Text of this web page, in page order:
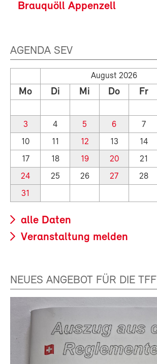
Brauquöll Appenzell
AGENDA SEV
August 2026
Mo Di Mi Do Fr
3
4 5 6 7
10
11 12 13 14
17
18 19 20 21
24
25 26 27 28
31
alle Daten
Veranstaltung melden
NEUES ANGEBOT FÜR DIE TFF